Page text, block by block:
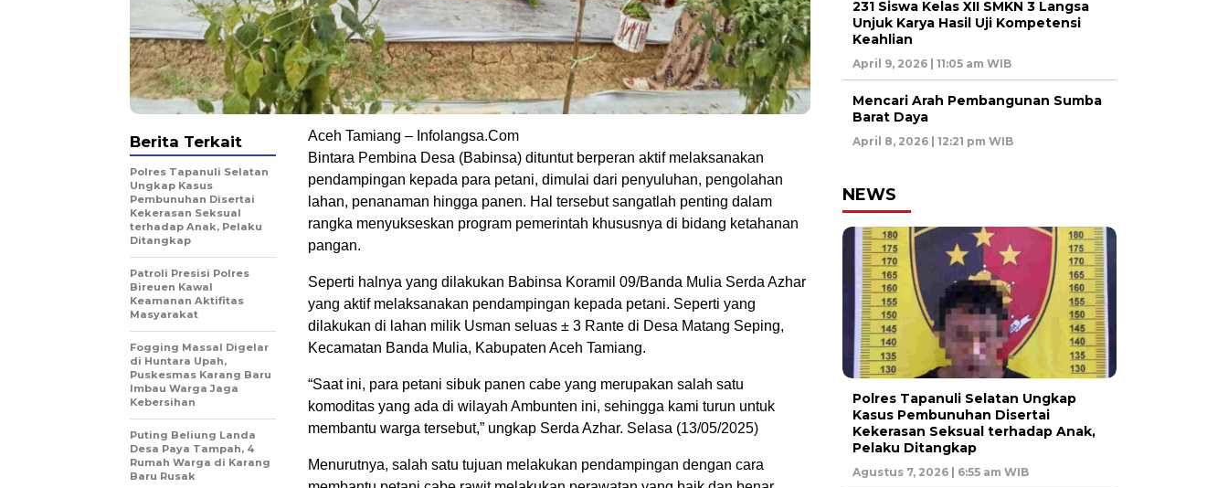
Aceh Tamiang – Infolangsa.Com
Bintara Pembina Desa (Babinsa) dituntut berperan aktif melaksanakan
pendampingan kepada para petani, dimulai dari penyuluhan, pengolahan
lahan, penanaman hingga panen. Hal tersebut sangatlah penting dalam
rangka menyukseskan program pemerintah khususnya di bidang ketahanan
pangan.
Seperti halnya yang dilakukan Babinsa Koramil 09/Banda Mulia Serda Azhar
yang aktif melaksanakan pendampingan kepada petani. Seperti yang
dilakukan di lahan milik Usman seluas ± 3 Rante di Desa Matang Seping,
Kecamatan Banda Mulia, Kabupaten Aceh Tamiang.
“Saat ini, para petani sibuk panen cabe yang merupakan salah satu
komoditas yang ada di wilayah Ambunten ini, sehingga kami turun untuk
membantu warga tersebut,” ungkap Serda Azhar. Selasa (13/05/2025)
Menurutnya, salah satu tujuan melakukan pendampingan dengan cara
Berita Terkait
Polres Tapanuli Selatan
Ungkap Kasus
Pembunuhan Disertai
Kekerasan Seksual
terhadap Anak, Pelaku
Ditangkap
Patroli Presisi Polres
Bireuen Kawal
Keamanan Aktifitas
Masyarakat
Fogging Massal Digelar
di Huntara Upah,
Puskesmas Karang Baru
Imbau Warga Jaga
Kebersihan
Puting Beliung Landa
Desa Paya Tampah, 4
Rumah Warga di Karang
Baru Rusak
231 Siswa Kelas XII SMKN 3 Langsa
Unjuk Karya Hasil Uji Kompetensi
Keahlian
April 9, 2026 | 11:05 am WIB
Mencari Arah Pembangunan Sumba
Barat Daya
April 8, 2026 | 12:21 pm WIB
NEWS
Polres Tapanuli Selatan Ungkap
Kasus Pembunuhan Disertai
Kekerasan Seksual terhadap Anak,
Pelaku Ditangkap
Agustus 7, 2026 | 6:55 am WIB